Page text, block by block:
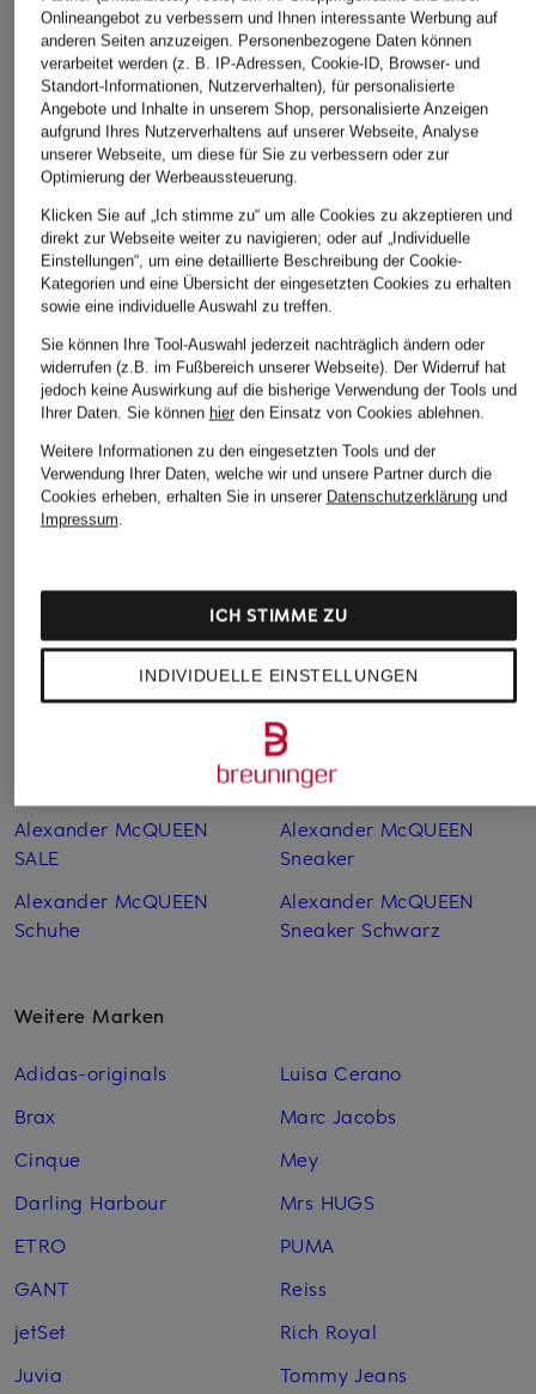
STILVOLLE EMPFEHLUNGEN FÜR SIE
+Aktionsrabatt
McQUEEN
Lederjacke
1.999 €
Bestpreis:
+Aktionsrabatt
McQUEEN
Piqué-Poloshirt
199 €
+Aktionsrabatt
Sweatshirt
499 €
Alexander McQUEEN
SALE
Alexander McQUEEN
Schuhe
Alexander McQUEEN
Sneaker
Alexander McQUEEN
Sneaker Schwarz
Weitere Marken
Adidas-originals
Brax
Cinque
Darling Harbour
ETRO
GANT
jetSet
Juvia
Luisa Cerano
Marc Jacobs
Mey
Mrs HUGS
PUMA
Reiss
Rich Royal
Tommy Jeans
Onlineangebot zu verbessern und Ihnen interessante Werbung auf
anderen Seiten anzuzeigen. Personenbezogene Daten können
verarbeitet werden (z. B. IP-Adressen, Cookie-ID, Browser- und
Standort-Informationen, Nutzerverhalten), für personalisierte
Angebote und Inhalte in unserem Shop, personalisierte Anzeigen
aufgrund Ihres Nutzerverhaltens auf unserer Webseite, Analyse
unserer Webseite, um diese für Sie zu verbessern oder zur
Optimierung der Werbeaussteuerung.
Klicken Sie auf „Ich stimme zu“ um alle Cookies zu akzeptieren und
direkt zur Webseite weiter zu navigieren; oder auf „Individuelle
Einstellungen“, um eine detaillierte Beschreibung der Cookie-
Kategorien und eine Übersicht der eingesetzten Cookies zu erhalten
sowie eine individuelle Auswahl zu treffen.
Sie können Ihre Tool-Auswahl jederzeit nachträglich ändern oder
widerrufen (z.B. im Fußbereich unserer Webseite). Der Widerruf hat
jedoch keine Auswirkung auf die bisherige Verwendung der Tools und
Ihrer Daten. Sie können hierden Einsatz von Cookies ablehnen.
Weitere Informationen zu den eingesetzten Tools und der
Verwendung Ihrer Daten, welche wir und unsere Partner durch die
Cookies erheben, erhalten Sie in unserer Datenschutzerklärungund
Impressum.
INDIVIDUELLE EINSTELLUNGEN
ICH STIMME ZU